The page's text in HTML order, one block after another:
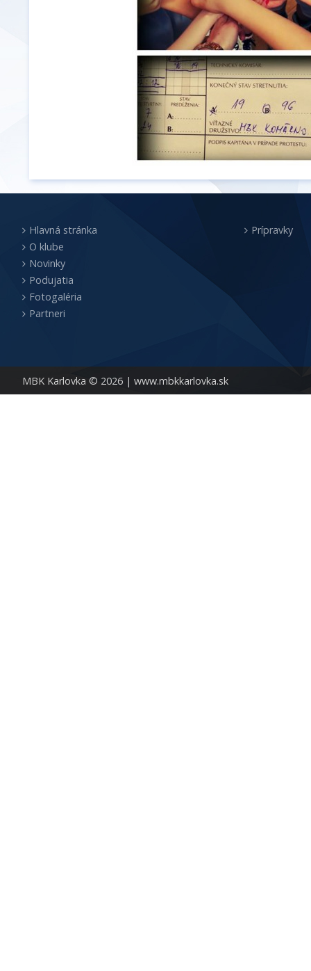
MBK Karlovka © 2026 | www.mbkkarlovka.sk
Hlavná stránka
O klube
Novinky
Podujatia
Fotogaléria
Partneri
Prípravky